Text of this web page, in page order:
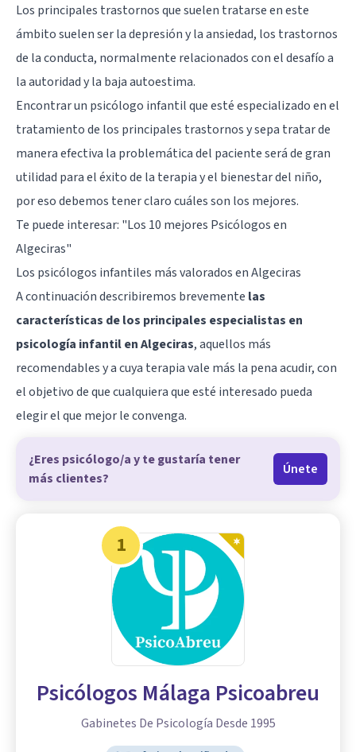
Los principales trastornos que suelen tratarse en este
ámbito suelen ser la depresión y la ansiedad, los trastornos
de la conducta, normalmente relacionados con el desafío a
la autoridad y la baja autoestima.
Encontrar un psicólogo infantil que esté especializado en el
tratamiento de los principales trastornos y sepa tratar de
manera efectiva la problemática del paciente será de gran
utilidad para el éxito de la terapia y el bienestar del niño,
por eso debemos tener claro cuáles son los mejores.
Te puede interesar: "Los 10 mejores Psicólogos en
Algeciras"
Los psicólogos infantiles más valorados en Algeciras
A continuación describiremos brevemente las
características de los principales especialistas en
psicología infantil en Algeciras, aquellos más
recomendables y a cuya terapia vale más la pena acudir, con
el objetivo de que cualquiera que esté interesado pueda
elegir el que mejor le convenga.
¿Eres psicólogo/a y te gustaría tener
más clientes?
Únete
1
Psicólogos Málaga Psicoabreu
Gabinetes De Psicología Desde 1995